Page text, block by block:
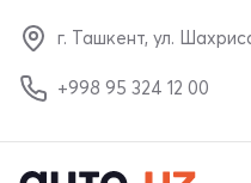
г. Ташкент, ул.
+998 95 324 12 00